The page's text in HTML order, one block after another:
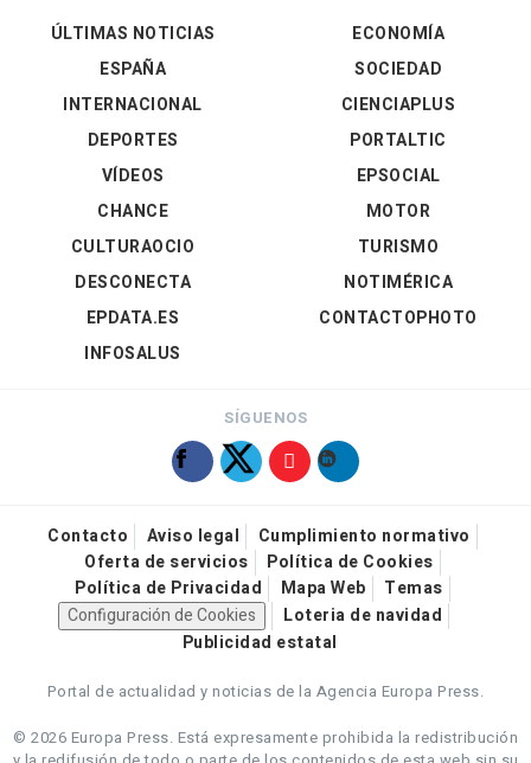
ÚLTIMAS NOTICIAS
ESPAÑA
INTERNACIONAL
DEPORTES
VÍDEOS
ECONOMÍA
SOCIEDAD
CIENCIAPLUS
PORTALTIC
EPSOCIAL
CHANCE
CULTURAOCIO
DESCONECTA
EPDATA.ES
INFOSALUS
MOTOR
TURISMO
NOTIMÉRICA
CONTACTOPHOTO
SÍGUENOS
Contacto Aviso legal
Cumplimiento normativo
Oferta de servicios
Política de Cookies
Política de Privacidad
Mapa Web
Temas
Configuración de Cookies
Loteria de navidad
Publicidad estatal
Portal de actualidad y noticias de la Agencia Europa Press.
© 2026 Europa Press. Está expresamente prohibida la redistribución